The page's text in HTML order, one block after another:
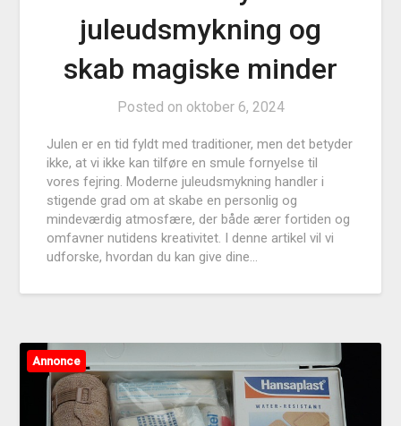
juleudsmykning og
skab magiske minder
Posted on oktober 6, 2024
Julen er en tid fyldt med traditioner, men det betyder
ikke, at vi ikke kan tilføre en smule fornyelse til
vores fejring. Moderne juleudsmykning handler i
stigende grad om at skabe en personlig og
mindeværdig atmosfære, der både ærer fortiden og
omfavner nutidens kreativitet. I denne artikel vil vi
udforske, hvordan du kan give dine…
Annonce